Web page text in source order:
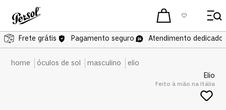
Frete grátis Pagamento seguro Atendimento dedicado
óculos de sol masculino
elio
Elio
Feito à mão na Itália